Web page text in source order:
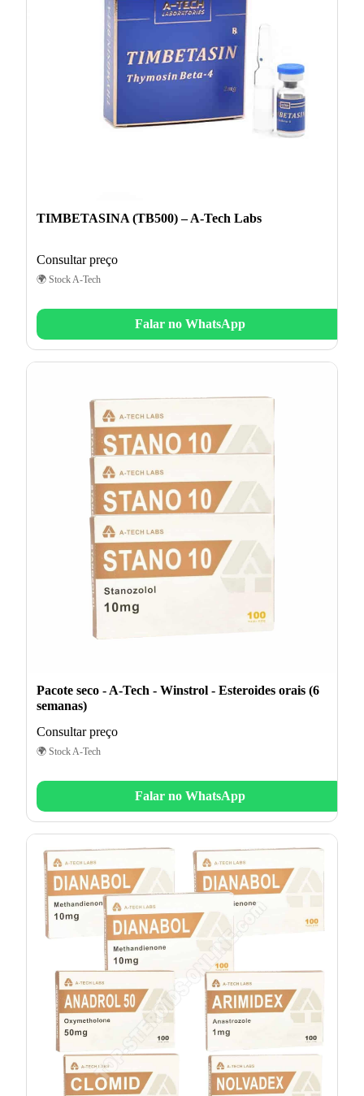
TIMBETASINA (TB500) – A-Tech Labs
Consultar preço
🌍 Stock A-Tech
Falar no WhatsApp
Pacote seco - A-Tech - Winstrol - Esteroides orais (6
semanas)
Consultar preço
🌍 Stock A-Tech
Falar no WhatsApp